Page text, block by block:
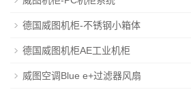
德国威图机柜-不锈钢小箱体
德国威图机柜AE工业机柜
威图空调Blue e+过滤器风扇